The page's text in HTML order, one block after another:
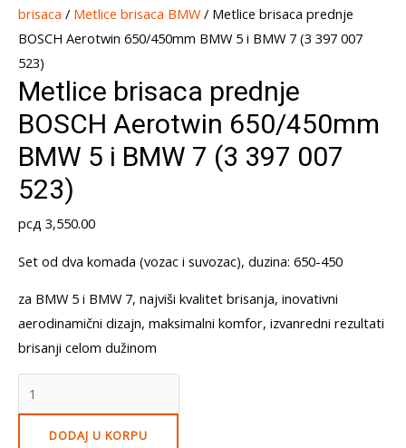
brisaca / Metlice brisaca BMW/ Metlice brisaca prednje
BOSCH Aerotwin 650/450mm BMW 5 i BMW 7 (3 397 007
523)
Metlice brisaca prednje
BOSCH Aerotwin 650/450mm
BMW 5 i BMW 7 (3 397 007
523)
рсд 3,550.00
Set od dva komada (vozac i suvozac), duzina: 650-450
za BMW 5 i BMW 7, najviši kvalitet brisanja, inovativni
aerodinamični dizajn, maksimalni komfor, izvanredni rezultati
brisanji celom dužinom
brisaca
prednjeDODAJ U KORPU